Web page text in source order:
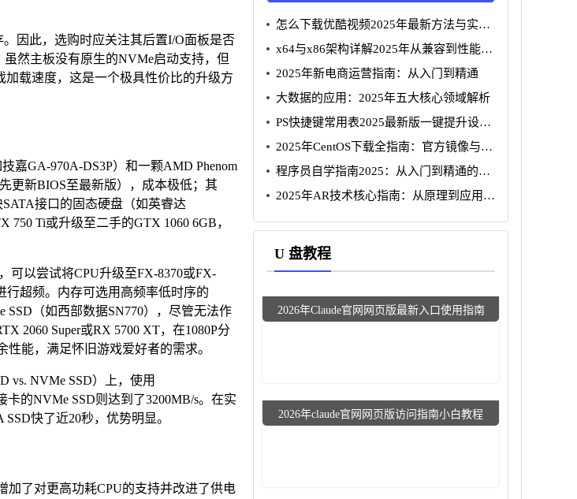
因此，选购时应关注其后置I/O面板是否
虽然主板没有原生的NVMe启动支持，但
加载速度，这是一个极具性价比的升级方
嘉GA-970A-DS3P）和一颗AMD Phenom
更新BIOS至最新版），成本极低；其
接口的固态硬盘（如英睿达
Ti或升级至二手的GTX 1060 6GB，
可以尝试将CPU升级至FX-8370或FX-
行超频。内存可选用高频率低时序的
SSD（如西部数据SN770），尽管无法作
2060 Super或RX 5700 XT，在1080P分
能，满足怀旧游戏爱好者的需求。
vs. NVMe SSD）上，使用
卡的NVMe SSD则达到了3200MB/s。在实
快了近20秒，优势明显。
了对更高功耗CPU的支持并改进了供电
工具推荐
x64与x86架构详解2025年从兼容到性能的
全方位指南
2025年新电商运营指南：从入门到精通
大数据的应用：2025年五大核心领域解析
PS快捷键常用表2025最新版一键提升设计
本选择
程序员自学指南2025：从入门到精通的系
统学习路径
U 盘教程
2026年Claude官网网页版最新入口使用指南
2026年claude官网网页版访问指南小白教程